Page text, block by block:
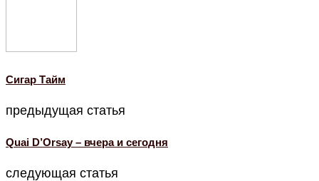
Cигар Тайм
предыдущая статья
Quai D’Orsay – вчера и сегодня
следующая статья